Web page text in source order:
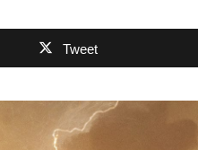
Tweet